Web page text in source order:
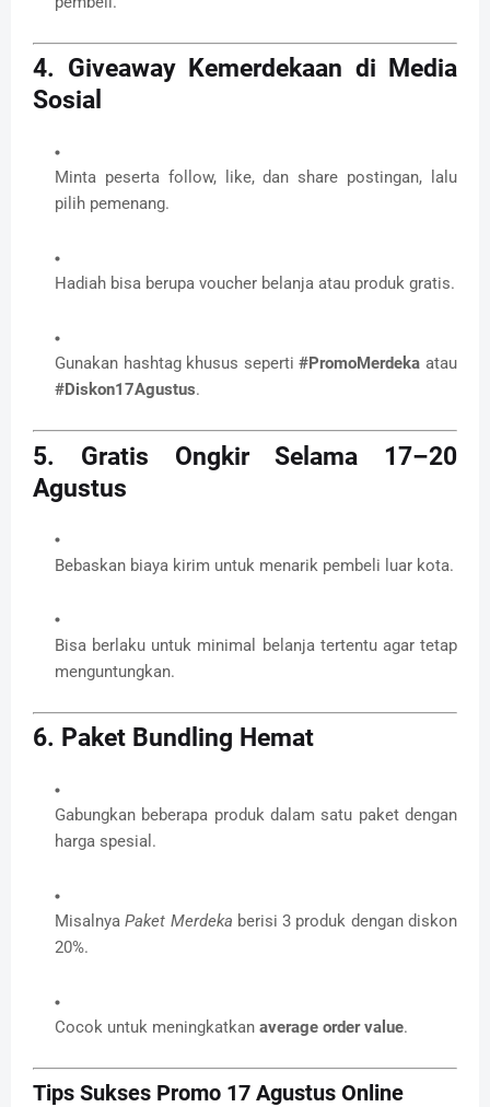
4. Giveaway Kemerdekaan di Media
Sosial
Minta peserta follow, like, dan share postingan, lalu
pilih pemenang.
Hadiah bisa berupa voucher belanja atau produk gratis.
Gunakan hashtag khusus seperti#PromoMerdeka atau
#Diskon17Agustus.
5. Gratis Ongkir Selama 17–20
Agustus
Bebaskan biaya kirim untuk menarik pembeli luar kota.
Bisa berlaku untuk minimal belanja tertentu agar tetap
menguntungkan.
6. Paket Bundling Hemat
Gabungkan beberapa produk dalam satu paket dengan
harga spesial.
MisalnyaPaket Merdeka berisi 3 produk dengan diskon
20%.
Cocok untuk meningkatkan average order value.
Tips Sukses Promo 17 Agustus Online